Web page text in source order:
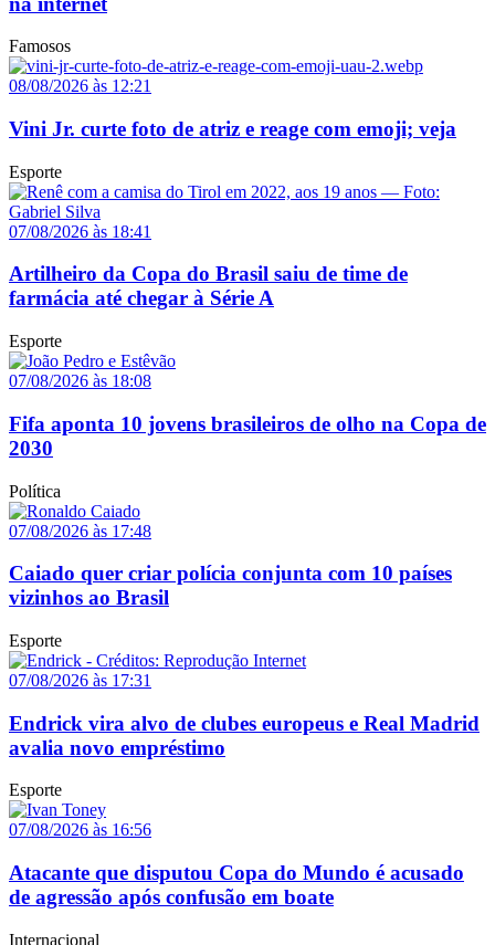
Famosos
08/08/2026 às 12:21
Vini Jr. curte foto de atriz e reage com emoji; veja
Esporte
07/08/2026 às 18:41
Artilheiro da Copa do Brasil saiu de time de
farmácia até chegar à Série A
Esporte
07/08/2026 às 18:08
Fifa aponta 10 jovens brasileiros de olho na Copa de
2030
Política
07/08/2026 às 17:48
Caiado quer criar polícia conjunta com 10 países
vizinhos ao Brasil
Esporte
07/08/2026 às 17:31
Endrick vira alvo de clubes europeus e Real Madrid
avalia novo empréstimo
Esporte
07/08/2026 às 16:56
Atacante que disputou Copa do Mundo é acusado
de agressão após confusão em boate
Internacional